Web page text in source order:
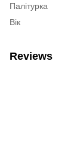
Палітурка
Вік
Reviews